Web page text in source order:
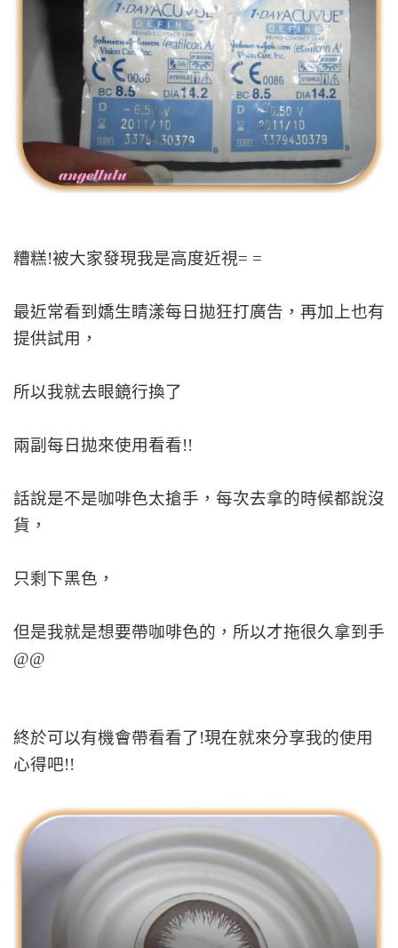
糟糕!被大家發現我是高度近視= =
最近常看到嬌生睛漾每日拋狂打廣告，再加上也有
提供試用，
所以我就去眼鏡行換了
兩副每日拋來使用看看!!
話說是不是咖啡色太搶手，每次去拿的時候都說沒
貨，
只剩下黑色，
但是我就是想要帶咖啡色的，所以才拖很久拿到手
@@
終於可以有機會帶看看了!現在就來分享我的使用
心得吧!!